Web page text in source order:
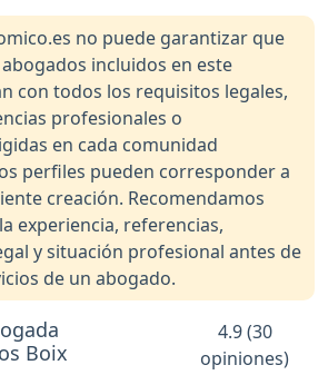
no puede garantizar que
incluidos en este
con todos los requisitos legales,
profesionales o
en cada comunidad
perfiles pueden corresponder a
creación. Recomendamos
experiencia, referencias,
y situación profesional antes de
de un abogado.
Boix
4.9 (30
opiniones)